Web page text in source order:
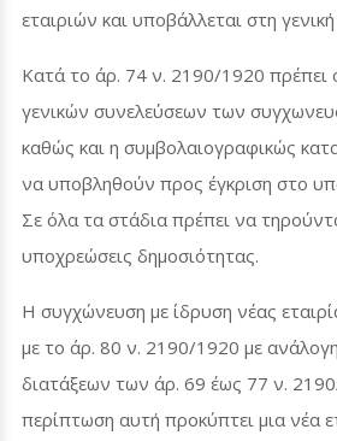
εταιριών και υποβάλλεται στη
Κατά το άρ. 74 ν. 2190/1920 πρέπει
γενικών συνελεύσεων των
καθώς και η συμβολαιογραφικώς
να υποβληθούν προς έγκριση στο
Σε όλα τα στάδια πρέπει να
υποχρεώσεις δημοσιότητας.
Η συγχώνευση με ίδρυση νέας
με το άρ. 80 ν. 2190/1920 με
διατάξεων των άρ. 69 έως 77 ν.
περίπτωση αυτή προκύπτει μια νέα